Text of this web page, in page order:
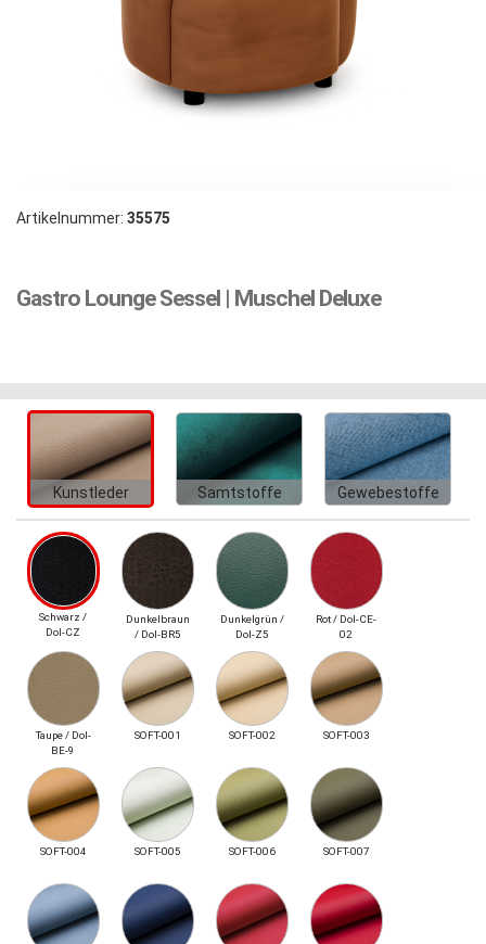
Artikelnummer: 35575
Gastro Lounge Sessel | Muschel Deluxe
Kunstleder Samtstoffe Gewebestoffe
Schwarz /
Dol-CZ
Dunkelbraun
/ Dol-BR5
Dunkelgrün /
Dol-Z5
Rot / Dol-CE-
02
Taupe / Dol-
BE-9
SOFT-001 SOFT-002 SOFT-003
SOFT-004 SOFT-005 SOFT-006 SOFT-007